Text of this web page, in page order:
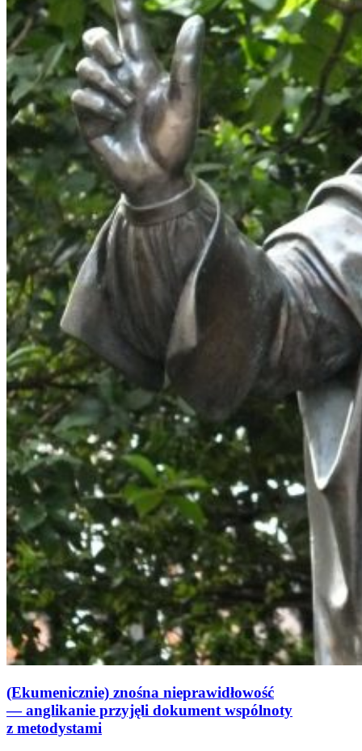
(Ekumenicznie) znośna nieprawidłowość
— anglikanie przyjęli dokument wspólnoty
z metodystami